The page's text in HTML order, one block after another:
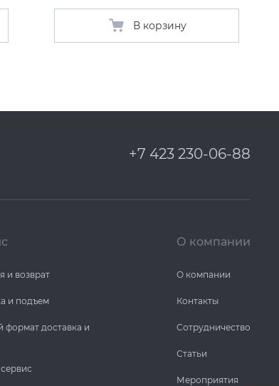
В корзину
+7 423 230-06-88
и возврат
и подъем
формат доставка и
О компании
О компании
Контакты
Сотрудничество
Статьи
Мероприятия